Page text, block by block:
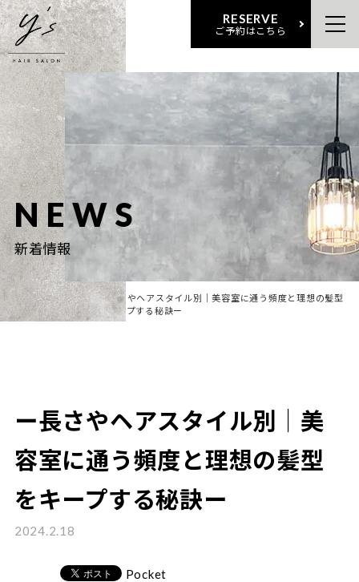
RESERVE
ご予約はこちら
NEWS
新着情報
ホー
ム
新着
情報
ー長さやヘアスタイル別｜美容室に通う頻度と理想の髪型
をキープする秘訣ー
ー長さやヘアスタイル別｜美
容室に通う頻度と理想の髪型
をキープする秘訣ー
2024.2.18
Pocket